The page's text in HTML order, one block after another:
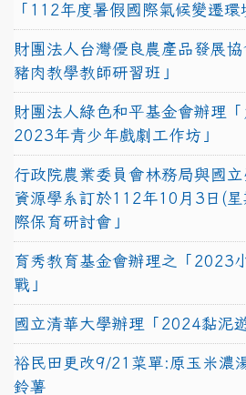
「112年度暑假國際氣候變遷環
財團法人台灣優良農產品發展
豬肉教學教師研習班」
財團法人綠色和平基金會辦理「
2023年青少年戲劇工作坊」
行政院農業委員會林務局與國
資源學系訂於112年10月3日(
際保育研討會」
育秀教育基金會辦理之「2023
戰」
國立清華大學辦理「2024黏泥
裕民田更改9/21菜單:原玉米濃
鈴薯